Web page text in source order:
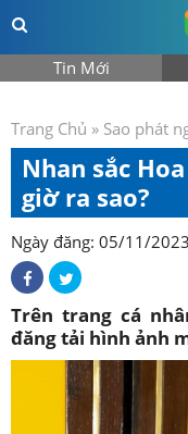
Tin Mới
Trang Chủ » Sao phát
Nhan sắc
giờ ra sao?
Ngày đăng: 05/11/
Trên trang cá
đăng tải hình ảnh